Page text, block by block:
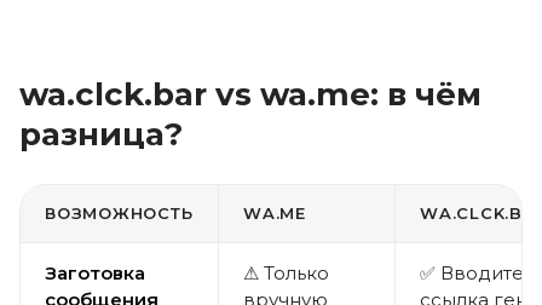
wa.clck.bar vs wa.me: в чём
разница?
ВОЗМОЖНОСТЬ WA.ME
Заготовка
сообщения
⚠ Только
вручную
✅ Вводите
ссылка